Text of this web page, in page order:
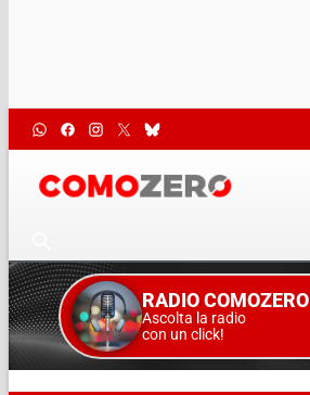
RADIO COMOZERO
Ascolta la radio
con un click!